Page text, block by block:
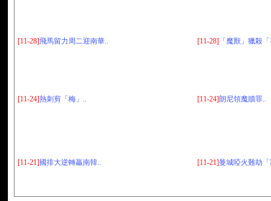
[11-28]飛馬留力周二迎南華.. [11-28] 「魔獸」獵殺
[11-24]熱刺剪「梅」.. [11-24]朗尼領魔贖罪..
[11-21] 國排大逆轉贏南韓.. [11-21]曼城啞火難劫「